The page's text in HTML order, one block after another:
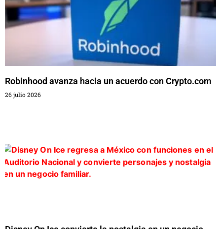
Robinhood avanza hacia un acuerdo con Crypto.com
26 julio 2026